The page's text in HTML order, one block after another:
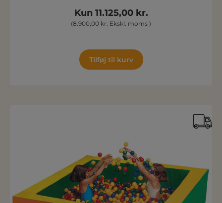
Kun 11.125,00 kr.
(8.900,00 kr. Ekskl. moms )
Tilføj til kurv